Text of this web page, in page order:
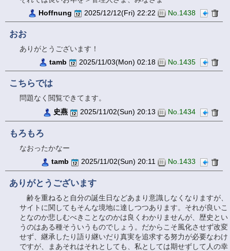
Hoffnung
2025/12/12(Fri) 22:22 No.1438
おお
ありがとうございます！
tamb
2025/11/03(Mon) 02:18 No.1435
こちらでは
問題なく閲覧できてます。
史燕
2025/11/02(Sun) 20:13 No.1434
もろもろ
なおったかなー
tamb
2025/11/02(Sun) 20:11 No.1433
ありがとうございます
齢を重ねると自分の誕生日などあまり意識しなくなりますが、
サイトに関してもそんな境地に達しつつあります。それが良いこ
となのか悲しむべきことなのかは良くわかりませんが、歴史とい
うのはある種そういうものでしょう。だからこそ風化させず改変
せず、継承したり語り継いだり真実を追求する努力が必要なわけ
ですが、まあそれはそれとしても、私としては期せずして人の幸